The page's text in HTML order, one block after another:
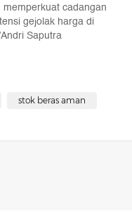
cadangan
gejolak harga di
Saputra
stok beras aman